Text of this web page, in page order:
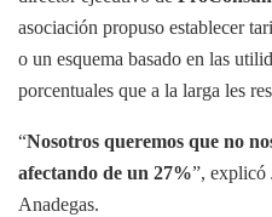
asociación propuso establecer
o un esquema basado en las
porcentuales que a la larga les
“Nosotros queremos que no
afectando de un 27%”, explicó
Anadegas.